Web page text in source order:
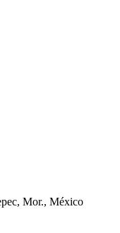
Mor., México